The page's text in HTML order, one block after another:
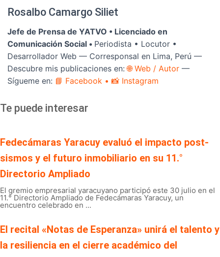
Rosalbo Camargo Siliet
Jefe de Prensa de YATVO • Licenciado en
Comunicación Social • Periodista • Locutor •
Desarrollador Web — Corresponsal en Lima, Perú —
Descubre mis publicaciones en:🌐 Web / Autor —
Sígueme en: 📘 Facebook • 📸 Instagram
Te puede interesar
Fedecámaras Yaracuy evaluó el impacto post-
sismos y el futuro inmobiliario en su 11.°
Directorio Ampliado
El gremio empresarial yaracuyano participó este 30 julio en el
11.° Directorio Ampliado de Fedecámaras Yaracuy, un
encuentro celebrado en ...
El recital «Notas de Esperanza» unirá el talento y
la resiliencia en el cierre académico del